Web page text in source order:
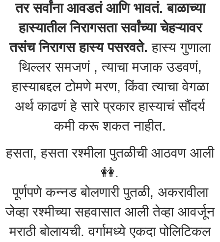
तर सर्वांना आवडतं आणि भावतं. बाळाच्या
हास्यातील निरागसता सर्वांच्या चेहऱ्यावर
तसंच निरागस हास्य पसरवते. हास्य गुणाला
थिल्लर समजणं , त्याचा मजाक उडवणं,
हास्याबद्दल टोमणे मरण, किंवा त्याचा वेगळा
अर्थ काढणं हे सारे प्रकार हास्याचं सौंदर्य
कमी करू शकत नाहीत.
हसता, हसता रश्मीला पुतळीची आठवण आली
👭.
पूर्णपणे कन्नड बोलणारी पुतळी, अकरावीला
जेव्हा रश्मीच्या सहवासात आली तेव्हा आवर्जून
मराठी बोलायची. वर्गामध्ये एकदा पोलिटिकल